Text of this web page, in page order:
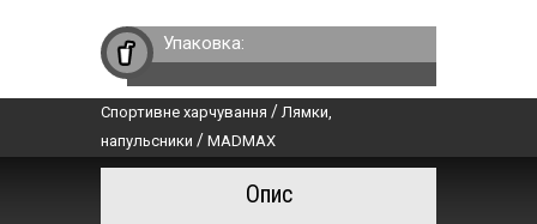
Упаковка:
Спортивне харчування / Лямки,
напульсники / MADMAX
Опис